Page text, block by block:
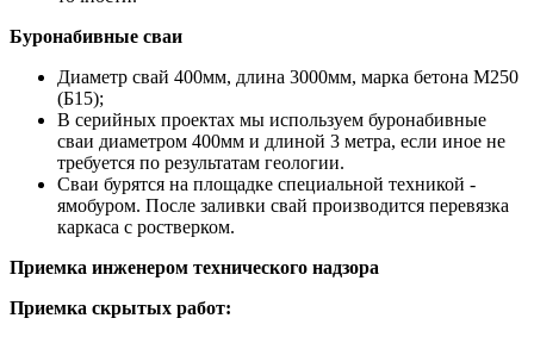
Буронабивные сваи
Диаметр свай 400мм, длина 3000мм, марка бетона М250
(Б15);
В серийных проектах мы используем буронабивные
сваи диаметром 400мм и длиной 3 метра, если иное не
требуется по результатам геологии.
Сваи бурятся на площадке специальной техникой -
ямобуром. После заливки свай производится перевязка
каркаса с ростверком.
Приемка инженером технического надзора
Приемка скрытых работ: